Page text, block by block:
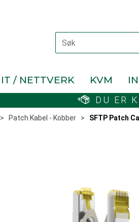
IT / NETTVERK KVM
DU ER
> Patch Kabel - Kobber > SFTP Patch